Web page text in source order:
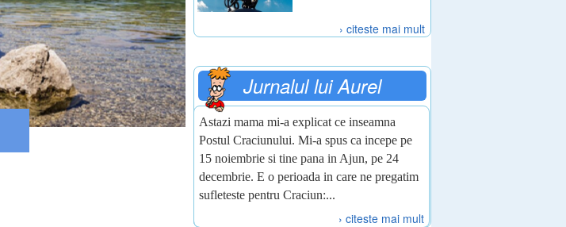
› citeste mai mult
Jurnalul lui Aurel
Astazi mama mi-a explicat ce inseamna
Postul Craciunului. Mi-a spus ca incepe pe
15 noiembrie si tine pana in Ajun, pe 24
decembrie. E o perioada in care ne pregatim
sufleteste pentru Craciun:...
› citeste mai mult